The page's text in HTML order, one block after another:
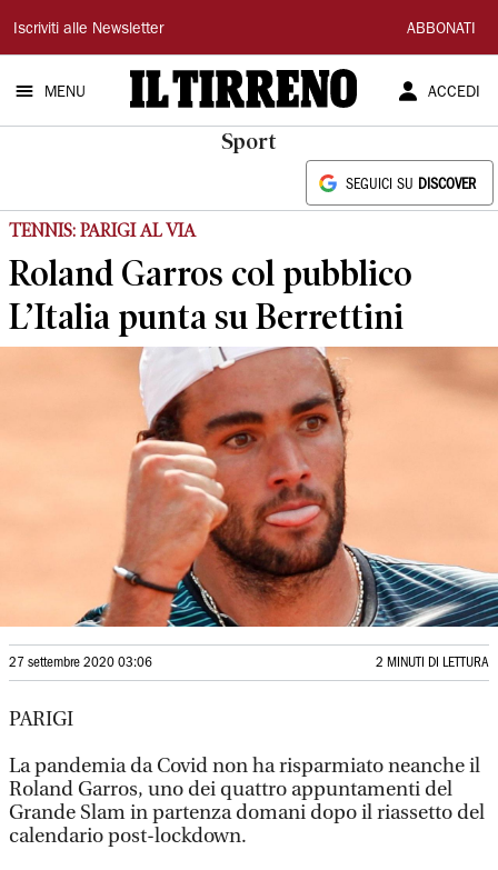
Il
Tirreno
Iscriviti alle Newsletter ABBONATI
MENU ACCEDI
Sport
SEGUICI SU DISCOVER
TENNIS: PARIGI AL VIA
Roland Garros col pubblico
L’Italia punta su Berrettini
27 settembre 2020 03:06 2 MINUTI DI LETTURA
PARIGI
La pandemia da Covid non ha risparmiato neanche il
Roland Garros, uno dei quattro appuntamenti del
Grande Slam in partenza domani dopo il riassetto del
calendario post-lockdown.